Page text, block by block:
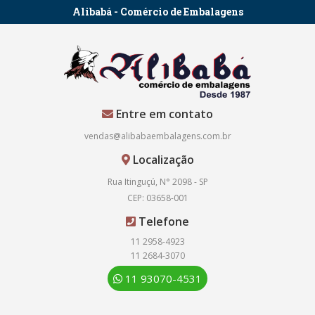
Alibabá - Comércio de Embalagens
Entre em contato
vendas@alibabaembalagens.com.br
Localização
Rua Itinguçú, N° 2098 - SP
CEP: 03658-001
Telefone
11 2958-4923
11 2684-3070
11 93070-4531